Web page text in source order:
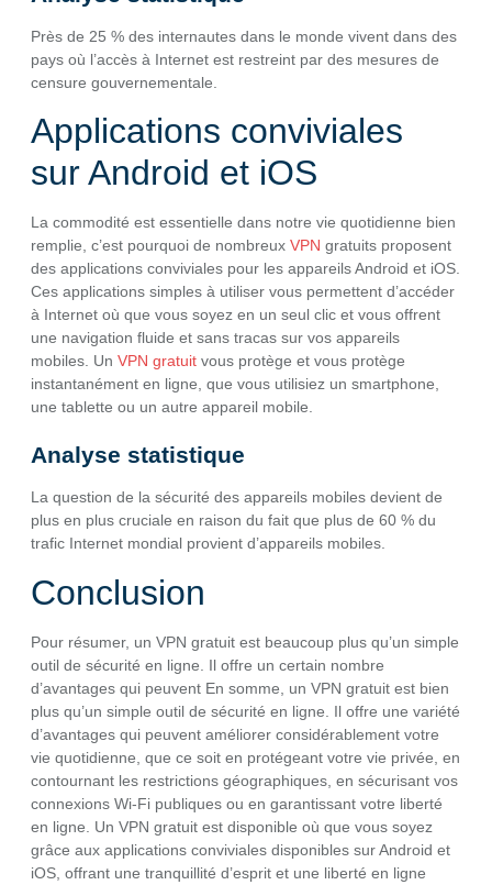
Près de 25 % des internautes dans le monde vivent dans des
pays où l’accès à Internet est restreint par des mesures de
censure gouvernementale.
Applications conviviales
sur Android et iOS
La commodité est essentielle dans notre vie quotidienne bien
remplie, c’est pourquoi de nombreux VPN gratuits proposent
des applications conviviales pour les appareils Android et iOS.
Ces applications simples à utiliser vous permettent d’accéder
à Internet où que vous soyez en un seul clic et vous offrent
une navigation fluide et sans tracas sur vos appareils
mobiles. Un VPN gratuit vous protège et vous protège
instantanément en ligne, que vous utilisiez un smartphone,
une tablette ou un autre appareil mobile.
Analyse statistique
La question de la sécurité des appareils mobiles devient de
plus en plus cruciale en raison du fait que plus de 60 % du
trafic Internet mondial provient d’appareils mobiles.
Conclusion
Pour résumer, un VPN gratuit est beaucoup plus qu’un simple
outil de sécurité en ligne. Il offre un certain nombre
d’avantages qui peuvent En somme, un VPN gratuit est bien
plus qu’un simple outil de sécurité en ligne. Il offre une variété
d’avantages qui peuvent améliorer considérablement votre
vie quotidienne, que ce soit en protégeant votre vie privée, en
contournant les restrictions géographiques, en sécurisant vos
connexions Wi-Fi publiques ou en garantissant votre liberté
en ligne. Un VPN gratuit est disponible où que vous soyez
grâce aux applications conviviales disponibles sur Android et
iOS, offrant une tranquillité d’esprit et une liberté en ligne